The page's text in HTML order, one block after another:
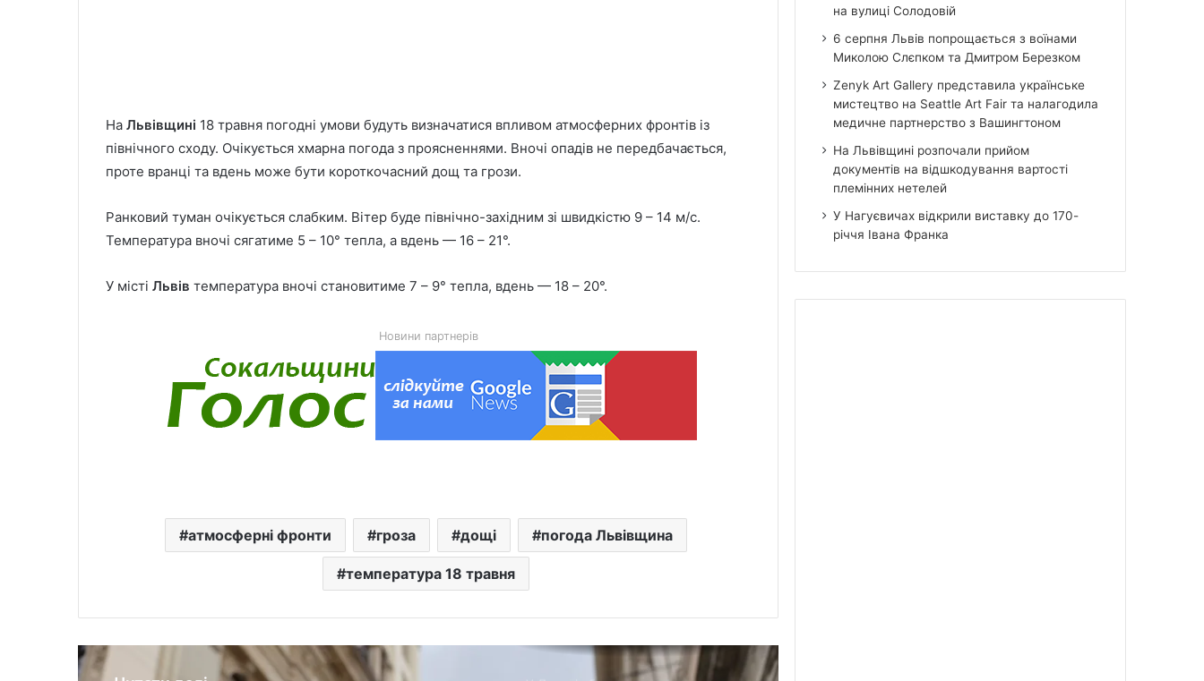
На Львівщині 18 травня погодні умови будуть визначатися впливом атмосферних фронтів із
північного сходу. Очікується хмарна погода з проясненнями. Вночі опадів не передбачається,
проте вранці та вдень може бути короткочасний дощ та грози.
Ранковий туман очікується слабким. Вітер буде північно-західним зі швидкістю 9 – 14 м/с.
Температура вночі сягатиме 5 – 10° тепла, а вдень — 16 – 21°.
У місті Львів температура вночі становитиме 7 – 9° тепла, вдень — 18 – 20°.
Новини партнерів
атмосферні фронти гроза дощі погода Львівщина
температура 18 травня
воїнами Миколою Слєпком та
Zenyk Art Gallery представила
українське мистецтво на Seattle Art
Fair та налагодила медичне
партнерство з Вашингтоном
На Львівщині розпочали прийом
У Нагуєвичах відкрили виставку до
170-річчя Івана Франка
виплати 5 000 грн на «Пакунок
на вулиці Солодовій
6 серпня Львів попрощається з воїнами
Миколою Слєпком та Дмитром Березком
Zenyk Art Gallery представила українське
мистецтво на Seattle Art Fair та налагодила
медичне партнерство з Вашингтоном
На Львівщині розпочали прийом
документів на відшкодування вартості
племінних нетелей
У Нагуєвичах відкрили виставку до 170-
річчя Івана Франка